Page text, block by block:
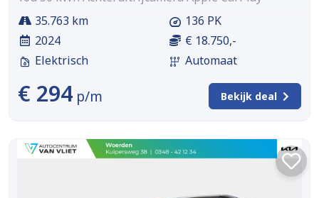
35.763 km
2024
Elektrisch
136 PK
€ 18.750,-
Automaat
€ 294 p/m Bekijk deal